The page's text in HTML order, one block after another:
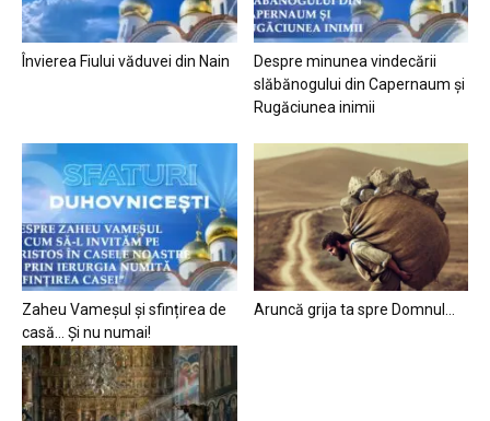
Învierea Fiului văduvei din Nain
Despre minunea vindecării
slăbănogului din Capernaum și
Rugăciunea inimii
Zaheu Vameșul și sfințirea de
casă… Și nu numai!
Aruncă grija ta spre Domnul…